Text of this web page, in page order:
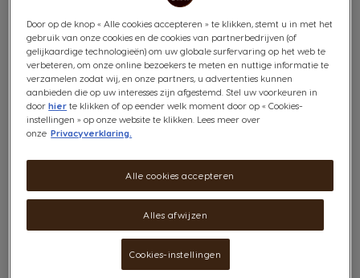
2
in een hoek van 45 graden, giet
je langzaam de hete NESCAFÉ
Dolce Gusto Latte Macchiato in
het midden.
3
Voeg een dun laagje schuim toe
aan de bovenkant.
4
Spuit wat slagroom boven op de
latte en serveer het drankje
direct – met geroosterde
marshmallows, indien gewenst.
Door op de knop « Alle cookies accepteren » te klikken, stemt u in met het
gebruik van onze cookies en de cookies van partnerbedrijven (of
gelijkaardige technologieën) om uw globale surfervaring op het web te
verbeteren, om onze online bezoekers te meten en nuttige informatie te
verzamelen zodat wij, en onze partners, u advertenties kunnen
aanbieden die op uw interesses zijn afgestemd. Stel uw voorkeuren in
doorhier te klikken of op eender welk moment door op « Cookies-
instellingen » op onze website te klikken. Lees meer over
onze Privacyverklaring.
Alles afwijzen
Alle cookies accepteren
Cookies-instellingen